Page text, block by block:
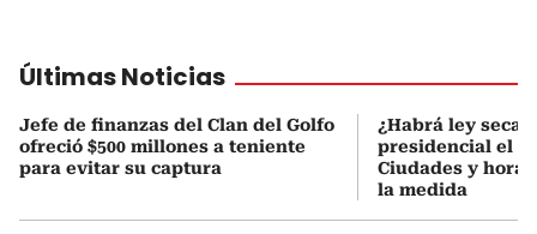
Últimas Noticias
Jefe de finanzas del Clan del Golfo
ofreció $500 millones a teniente
para evitar su captura
¿Habrá ley seca
presidencial el 7
Ciudades y
la medida